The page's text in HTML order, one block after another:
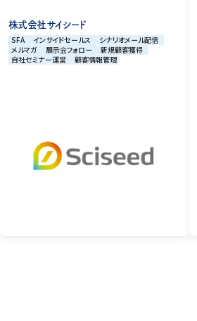
株式会社サイシード
SFA インサイドセールス
シナリオメール配信
メルマガ
展示会フォロー
新規顧客獲得
自社セミナー運営
顧客情報管理